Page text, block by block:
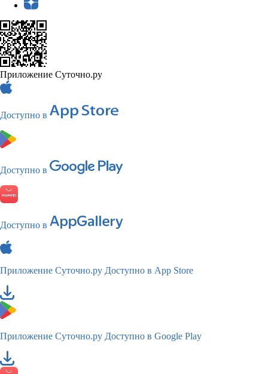
Приложение Суточно.ру
Доступно в
Доступно в
Доступно в
Приложение Суточно.ру Доступно в App Store
Приложение Суточно.ру Доступно в Google Play